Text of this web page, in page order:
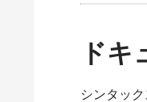
ド
シンタッ